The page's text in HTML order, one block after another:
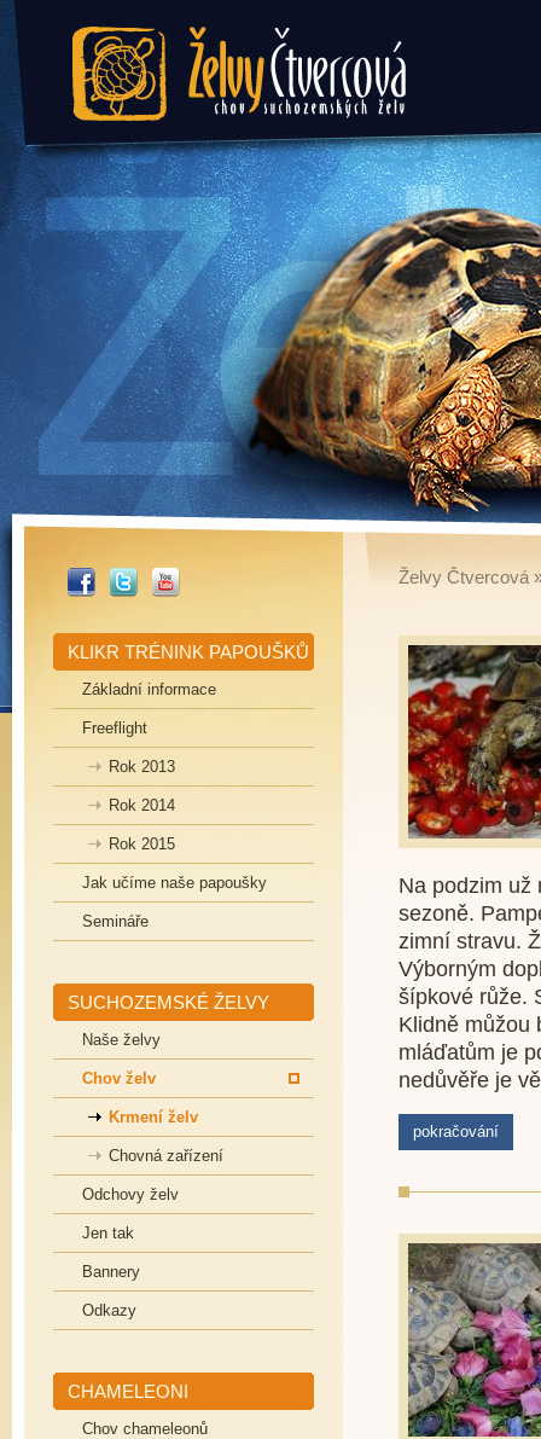
Želvy Čtvercová - chov
suchozemských želv
_FACEBOOK
_TWITTER_YOUTUBE
KLIKR TRÉNINK PAPOUŠKŮ
Základní informace
Freeflight
Rok 2013
Rok 2014
Rok 2015
Jak učíme naše papoušky
Semináře
SUCHOZEMSKÉ ŽELVY
Naše želvy
Chov želv
Krmení želv
Chovná zařízení
Odchovy želv
Jen tak
Bannery
Odkazy
CHAMELEONI
Chov chameleonů
Želvy Čtvercová
Na podzim už
sezoně.
zimní stravu.
Výborným
šípkové růže.
Klidně můžou
mláďatům je
nedůvěře je
pokračování